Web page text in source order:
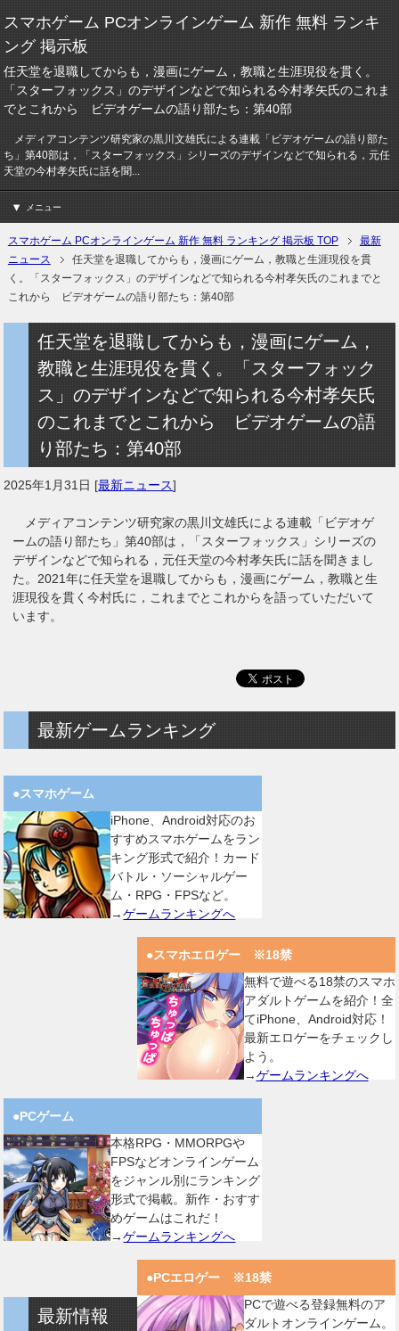
スマホゲーム PCオンラインゲーム 新作 無料 ランキ
ング 掲示板
任天堂を退職してからも，漫画にゲーム，教職と生涯現役を貫く。
「スターフォックス」のデザインなどで知られる今村孝矢氏のこれま
でとこれから ビデオゲームの語り部たち：第40部
メディアコンテンツ研究家の黒川文雄氏による連載「ビデオゲームの語り部た
ち」第40部は，「スターフォックス」シリーズのデザインなどで知られる，元任
天堂の今村孝矢氏に話を聞...
メニュー
スマホゲーム PCオンラインゲーム 新作 無料 ランキング 掲示板 TOP
最新
ニュース
任天堂を退職してからも，漫画にゲーム，教職と生涯現役を貫
く。「スターフォックス」のデザインなどで知られる今村孝矢氏のこれまでと
これから ビデオゲームの語り部たち：第40部
任天堂を退職してからも，漫画にゲーム，
教職と生涯現役を貫く。「スターフォック
ス」のデザインなどで知られる今村孝矢氏
のこれまでとこれから ビデオゲームの語
り部たち：第40部
2025年1月31日 [最新ニュース]
メディアコンテンツ研究家の黒川文雄氏による連載「ビデオゲ
ームの語り部たち」第40部は，「スターフォックス」シリーズの
デザインなどで知られる，元任天堂の今村孝矢氏に話を聞きまし
た。2021年に任天堂を退職してからも，漫画にゲーム，教職と生
涯現役を貫く今村氏に，これまでとこれからを語っていただいて
います。
最新ゲームランキング
●スマホゲーム
iPhone、Android対応のお
すすめスマホゲームをラン
キング形式で紹介！カード
バトル・ソーシャルゲー
ム・RPG・FPSなど。
→ゲームランキングへ
●スマホエロゲー ※18禁
無料で遊べる18禁のスマホ
アダルトゲームを紹介！全
てiPhone、Android対応！
最新エロゲーをチェックし
よう。
→ゲームランキングへ
●PCゲーム
本格RPG・MMORPGや
FPSなどオンラインゲーム
をジャンル別にランキング
形式で掲載。新作・おすす
めゲームはこれだ！
→ゲームランキングへ
●PCエロゲー ※18禁
PCで遊べる登録無料のア
ダルトオンラインゲーム。
最新情報